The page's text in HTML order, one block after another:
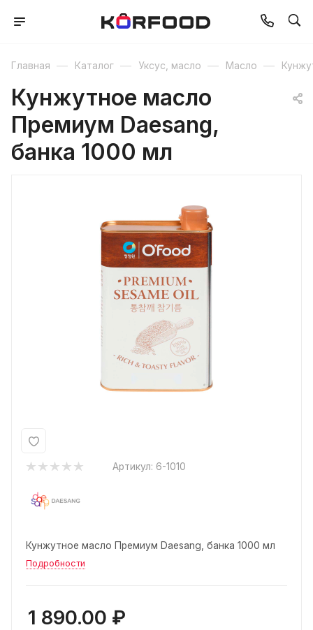
Главная — Каталог — Уксус, масло — Масло —
Кунжутное масло
Премиум Daesang,
банка 1000 мл
Артикул: 6-1010
Кунжутное масло Премиум Daesang, банка 1000 мл
Подробности
1 890.00 ₽